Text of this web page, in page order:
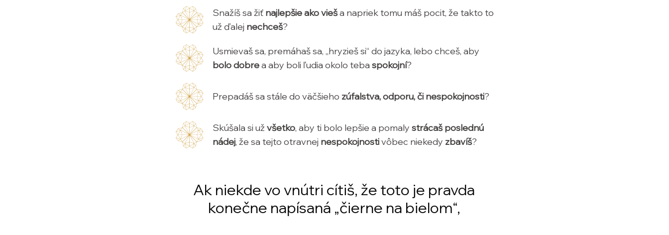
Snažíš sa žiť najlepšie ako vieša napriek tomu máš pocit, že takto to
už ďalej nechceš?
Usmievaš sa, premáhaš sa, „hryzieš si“ do jazyka, lebo chceš, aby
bolo dobrea aby boli ľudia okolo teba spokojní?
Prepadáš sa stále do väčšieho zúfalstva, odporu, či nespokojnosti?
Skúšala si už všetko, aby ti bolo lepšie a pomaly strácaš poslednú
nádej, že sa tejto otravnej nespokojnostivôbec niekedy zbavíš?
Ak niekde vo vnútri cítiš, že toto je pravda
konečne napísaná „čierne na bielom“,